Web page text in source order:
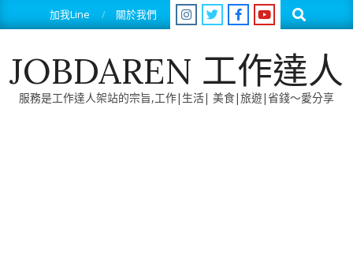
to
加我Line 關於我們 Search
JOBDAREN 工作達人
服務是工作達人架站的宗旨,工作|生活| 美食|旅遊|省錢～愛分享